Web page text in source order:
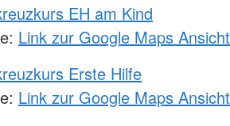
EH am Kind
Link zur Google Maps Ansicht
Erste Hilfe
Link zur Google Maps Ansicht